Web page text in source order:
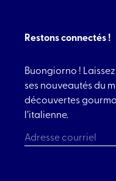
Restons connectés !
Buongiorno !
ses nouveautés du
découvertes
l’italienne.